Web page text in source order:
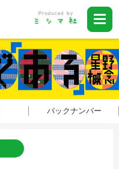
バックナンバー